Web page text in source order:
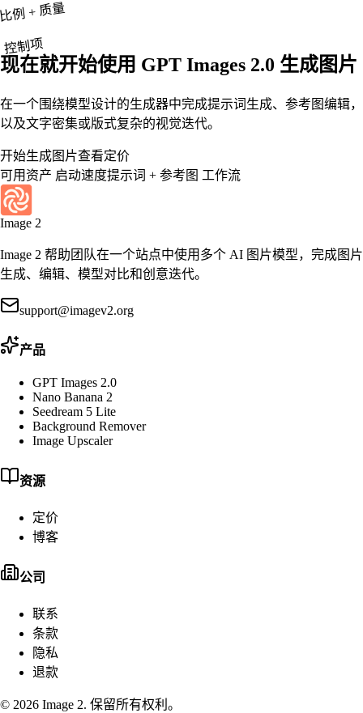
例 + 质量
控制项
现在就开始使用 GPT Images 2.0 生成图片
在一个围绕模型设计的生成器中完成提示词生成、参考图编辑，
以及文字密集或版式复杂的视觉迭代。
开始生成图片查看定价
可用资产 启动速度提示词 + 参考图 工作流
Image 2
Image 2 帮助团队在一个站点中使用多个 AI 图片模型，完成图片
生成、编辑、模型对比和创意迭代。
support@imagev2.org
产品
GPT Images 2.0
Nano Banana 2
Seedream 5 Lite
Background Remover
Image Upscaler
资源
定价
博客
公司
联系
条款
隐私
退款
© 2026 Image 2. 保留所有权利。